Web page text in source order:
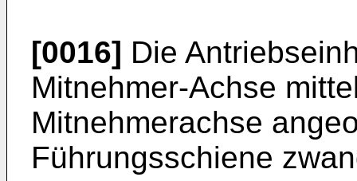
[0016] Die
Mitnehmer-Achse
Mitnehmerachse
Führungsschiene